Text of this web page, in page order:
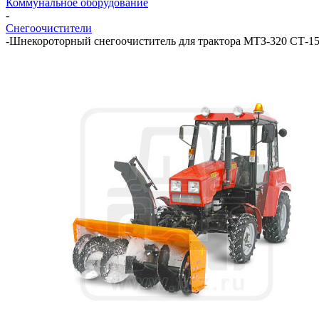
-
Снегоочистители
-Шнекороторный снегоочиститель для трактора МТЗ-320 СТ-